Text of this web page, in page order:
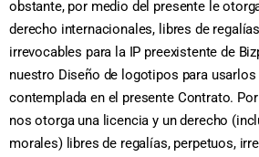
obstante, por medio del presente le
derecho internacionales, libres de
irrevocables para la IP preexistente de
nuestro Diseño de logotipos para
contemplada en el presente Contrato.
nos otorga una licencia y un derecho
morales) libres de regalías, perpetuos,